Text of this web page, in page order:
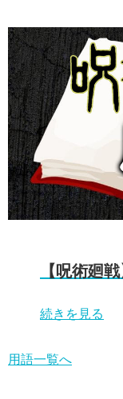
【呪術廻
続きを見る
用語一覧へ